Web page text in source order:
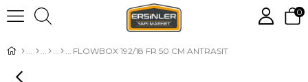
0
FLOWBOX 192/18 FR 50 CM ANTRASIT